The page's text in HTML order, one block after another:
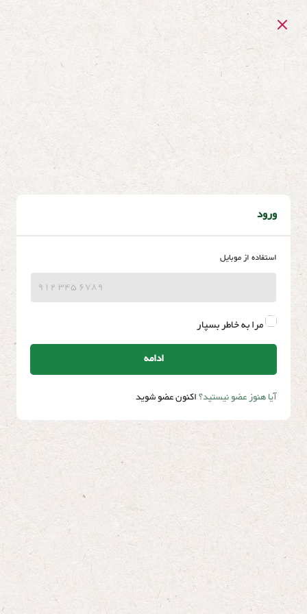
ورود
استفاده از موبایل
مرا به خاطر بسپار
ادامه
آیا هنوز عضو نیستید؟اکنون عضو شوید